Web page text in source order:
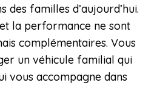
des familles d’aujourd’hui.
la performance ne sont
complémentaires. Vous
un véhicule familial qui
vous accompagne dans